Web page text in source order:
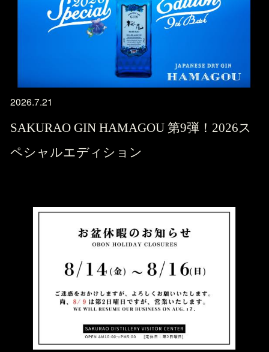
2026.7.21
SAKURAO GIN HAMAGOU 第9弾！2026ス
ペシャルエディション